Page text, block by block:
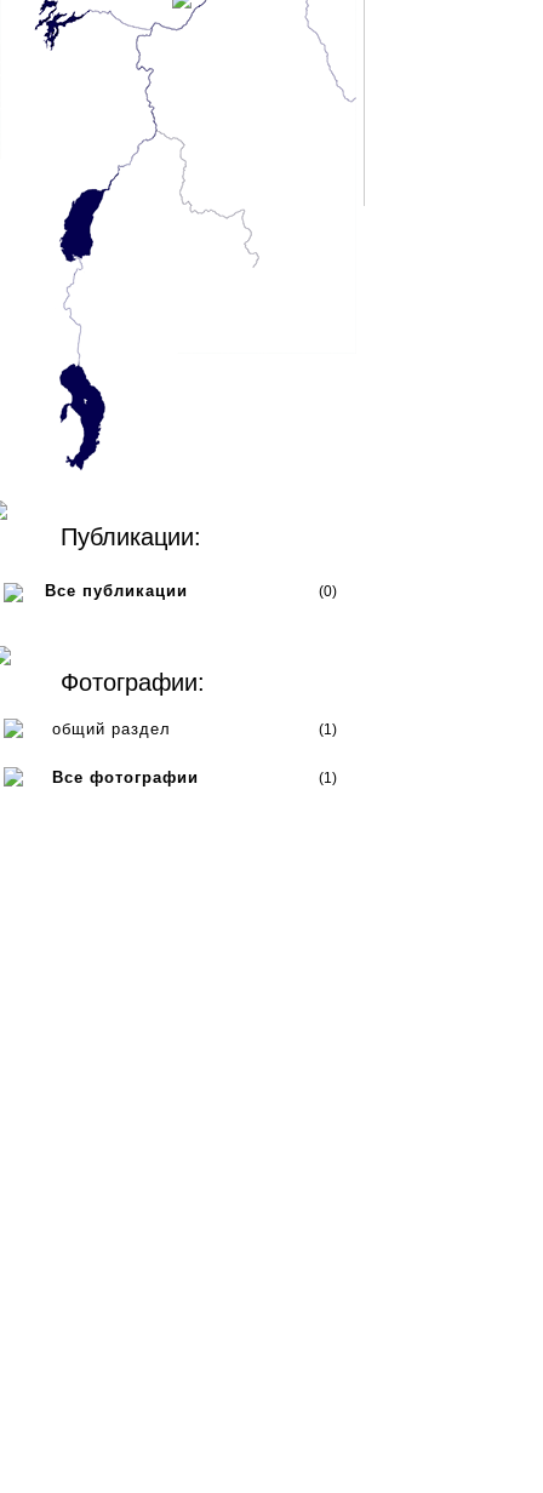
Публикации:
Все публикации (0)
Фотографии:
общий раздел (1)
Все фотографии (1)